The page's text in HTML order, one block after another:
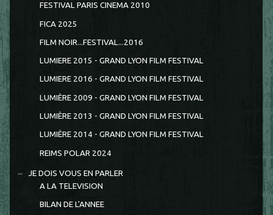
FESTIVAL PARIS CINEMA 2010
FICA 2025
FILM NOIR...FESTIVAL...2016
LUMIERE 2015 - GRAND LYON FILM FESTIVAL
LUMIERE 2016 - GRAND LYON FILM FESTIVAL
LUMIÈRE 2009 - GRAND LYON FILM FESTIVAL
LUMIÈRE 2013 - GRAND LYON FILM FESTIVAL
LUMIÈRE 2014 - GRAND LYON FILM FESTIVAL
REIMS POLAR 2024
JE DOIS VOUS EN PARLER
A LA TELEVISION
BILAN DE L'ANNEE